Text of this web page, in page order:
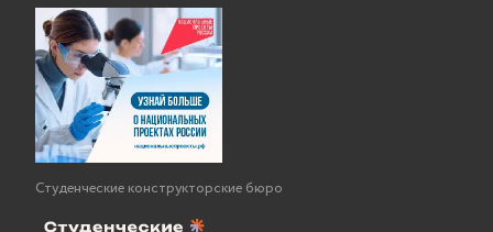
Студенческие конструкторские бюро